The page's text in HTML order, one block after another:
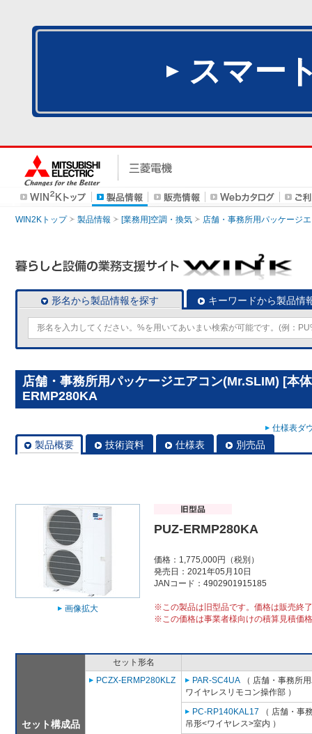
スマー
WIN2Kトップ 製品情報 [業務用]空調・換気 店舗・事務所用パッケージ
形名から製品情報を探す キーワードから製品情
店舗・事務所用パッケージエアコン(Mr.SLIM) [本
ERMP280KA
仕様表ダ
製品概要 技術資料 仕様表 別売品
画像拡大
PUZ-ERMP280KA
価格：1,775,000円（税別）
発売日：2021年05月10日
JANコード：4902901915185
※この製品は旧型品です。価格は販売終
※この価格は事業者様向けの積算見積価
セット構成品
セット形名
PCZX-ERMP280KLZ
PAR-SC4UA （ 店舗・事務所
ワイヤレスリモコン操作部 ）
PC-RP140KAL17 （ 店舗・事
吊形<ワイヤレス>室内 ）